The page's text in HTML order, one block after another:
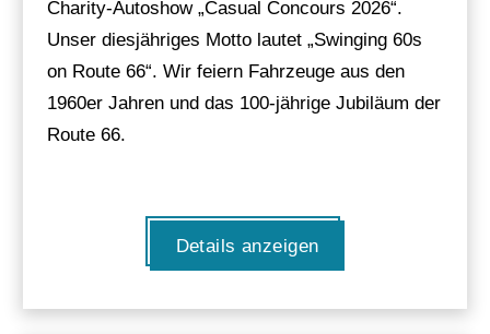
Charity-Autoshow „Casual Concours 2026“.
Unser diesjähriges Motto lautet „Swinging 60s
on Route 66“. Wir feiern Fahrzeuge aus den
1960er Jahren und das 100-jährige Jubiläum der
Route 66.
Details anzeigen